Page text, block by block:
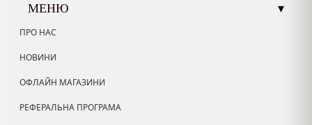
МЕНЮ ▾
ПРО НАС
НОВИНИ
ОФЛАЙН МАГАЗИНИ
РЕФЕРАЛЬНА ПРОГРАМА